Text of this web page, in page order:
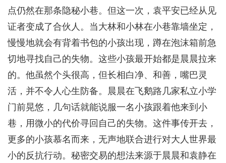
点仍然在那条隐秘小巷。但这一次，袁平安已经从见
证者变成了合伙人。当大林和小林在小巷靠墙坐定，
慢慢地就会有背着书包的小孩出现，蹲在泡沫箱前急
切地寻找自己的失物。这些小孩最开始都是晨晨拉来
的。他虽然个头很高，但长相白净、和善，嘴巴灵
活，并不令人心生防备。晨晨在飞鹅路几家私立小学
门前晃悠，几句话就能说服一名小孩跟着他来到小
巷，用微小的代价寻回自己的失物。这件事传开去，
更多的小孩慕名而来，无声地联合进行对大人世界最
小的反抗行动。秘密交易的想法来源于晨晨和袁静在